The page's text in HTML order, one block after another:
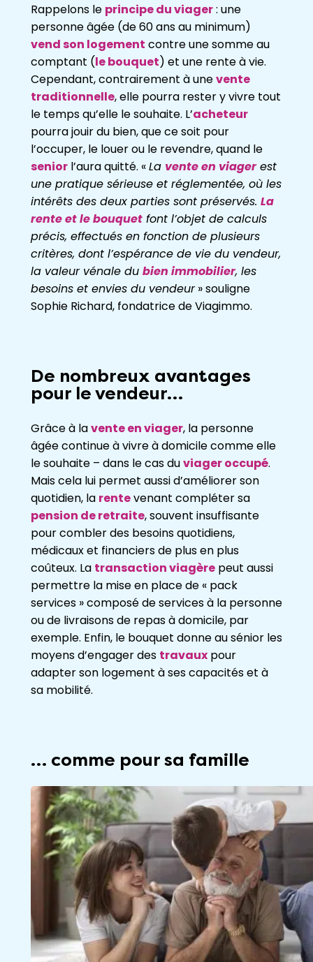
Rappelons le principe du viager: une
personne âgée (de 60 ans au minimum)
vendson logement contre une somme au
comptant (le bouquet) et une rente à vie.
Cependant, contrairement à unevente
traditionnelle, elle pourra rester y vivre tout
le temps qu’elle le souhaite. L’acheteur
pourra jouir du bien, que ce soit pour
l’occuper, le louer ou le revendre, quand le
senior l’aura quitté. «La vente en viagerest
une pratique sérieuse et réglementée, où les
intérêts des deux parties sont préservés. La
rente et le bouquet font l’objet de calculs
précis, effectués en fonction de plusieurs
critères, dont l’espérance de vie du vendeur,
la valeur vénale du bien immobilier, les
besoins et envies du vendeur»souligne
Sophie Richard, fondatrice de Viagimmo.
De nombreux avantages
pour le vendeur…
Grâce à lavente en viager, la personne
âgée continue à vivre à domicile commeelle
le souhaite – dans le cas duviager occupé.
Mais cela lui permet aussid’améliorer son
quotidien, la rentevenant compléter sa
pension de retraite, souvent insuffisante
pour combler des besoins quotidiens,
médicaux et financiers de plusen plus
coûteux. La transaction viagère peut aussi
permettre la mise en place de « pack
services » composé de services à la personne
ou de livraisons de repas àdomicile, par
exemple. Enfin, le bouquet donne au sénior les
moyens d’engager des travaux pour
adapter son logement à ses capacités et à
sa mobilité.
… comme pour sa famille